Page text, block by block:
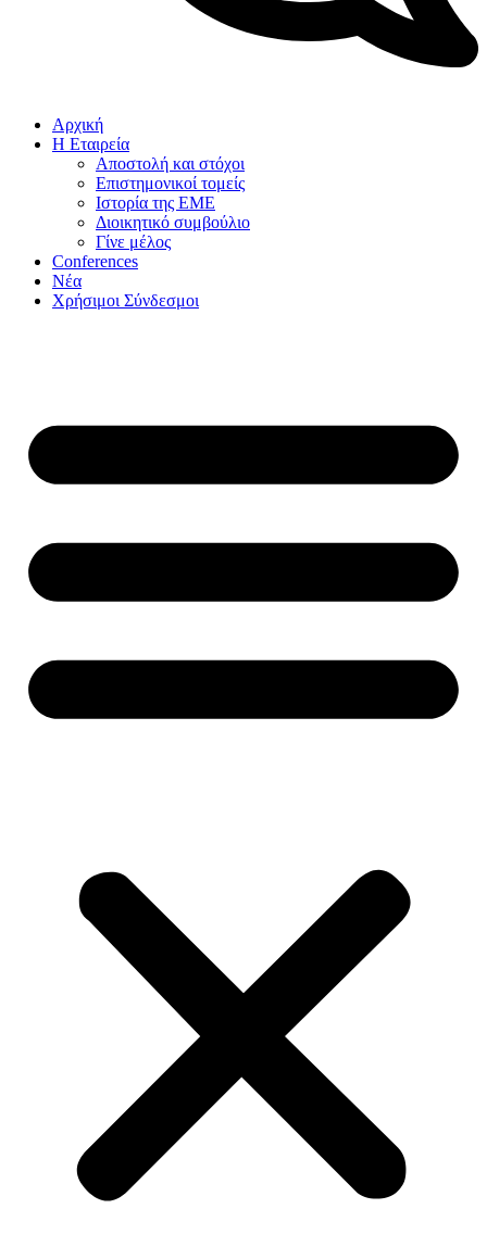
Αρχική
Η Εταιρεία
Αποστολή και στόχοι
Επιστημονικοί τομείς
Ιστορία της ΕΜΕ
Διοικητικό συμβούλιο
Γίνε μέλος
Conferences
Νέα
Χρήσιμοι Σύνδεσμοι